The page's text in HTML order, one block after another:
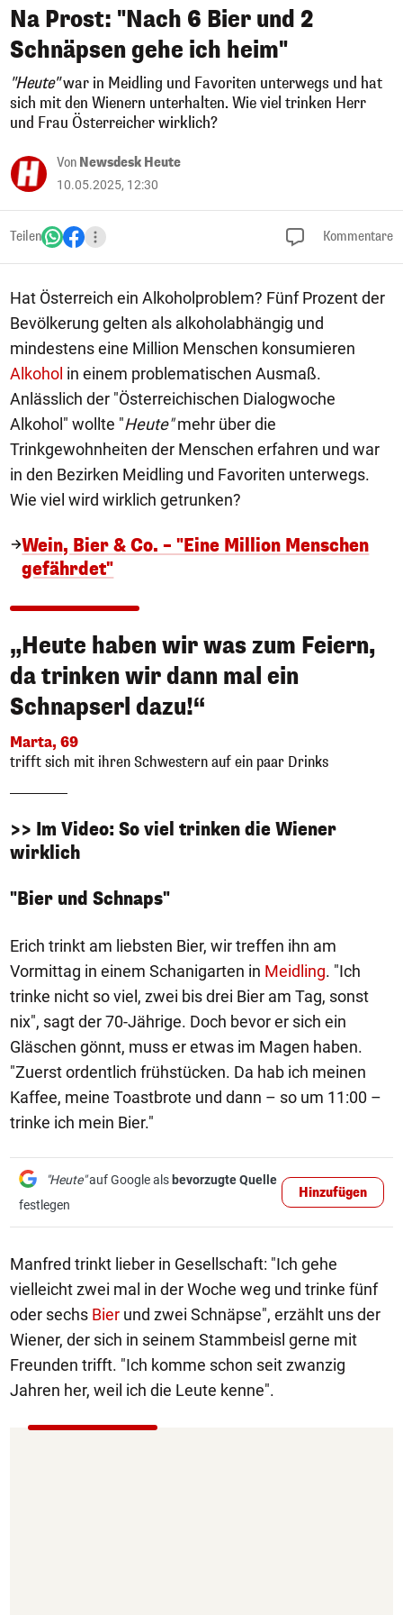
Na Prost: "Nach 6 Bier und 2
Schnäpsen gehe ich heim"
"Heute"war in Meidling und Favoriten unterwegs und hat
sich mit den Wienern unterhalten. Wie viel trinken Herr
und Frau Österreicher wirklich?
Von Newsdesk Heute
10.05.2025, 12:30
Teilen Kommentare
Hat Österreich ein Alkoholproblem? Fünf Prozent der
Bevölkerung gelten als alkoholabhängig und
mindestens eine Million Menschen konsumieren
Alkohol in einem problematischen Ausmaß.
Anlässlich der "Österreichischen Dialogwoche
Alkohol" wollte "Heute"mehr über die
Trinkgewohnheiten der Menschen erfahren und war
in den Bezirken Meidling und Favoriten unterwegs.
Wie viel wird wirklich getrunken?
Wein, Bier & Co. – "Eine Million Menschen
gefährdet"
„Heute haben wir was zum Feiern,
da trinken wir dann mal ein
Schnapserl dazu!“
Marta, 69
trifft sich mit ihren Schwestern auf ein paar Drinks
>> Im Video: So viel trinken die Wiener
wirklich
"Bier und Schnaps"
Erich trinkt am liebsten Bier, wir treffen ihn am
Vormittag in einem Schanigarten in Meidling. "Ich
trinke nicht so viel, zwei bis drei Bier am Tag, sonst
nix", sagt der 70-Jährige. Doch bevor er sich ein
Gläschen gönnt, muss er etwas im Magen haben.
"Zuerst ordentlich frühstücken. Da hab ich meinen
Kaffee, meine Toastbrote und dann – so um 11:00 –
trinke ich mein Bier."
"Heute"auf Google als bevorzugte Quelle
festlegen
Hinzufügen
Manfred trinkt lieber in Gesellschaft: "Ich gehe
vielleicht zwei mal in der Woche weg und trinke fünf
oder sechs Bier und zwei Schnäpse", erzählt uns der
Wiener, der sich in seinem Stammbeisl gerne mit
Freunden trifft. "Ich komme schon seit zwanzig
Jahren her, weil ich die Leute kenne".